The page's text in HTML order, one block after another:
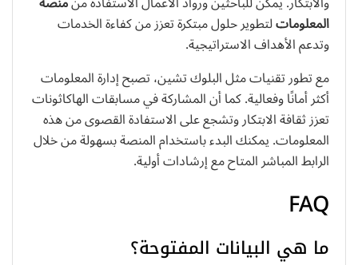
المعلوماتلتطوير حلول مبتكرة تعزز من كفاءة الخدمات
وتدعم الأهداف الاستراتيجية.
مع تطور تقنيات مثل البلوك تشين، تصبح إدارة المعلومات
أكثر أمانًا وفعالية. كما أن المشاركة في مسابقات الهاكاثونات
تعزز ثقافة الابتكار وتشجع على الاستفادة القصوى من هذه
المعلومات. يمكنك البدء باستخدام المنصة بسهولة من خلال
الرابط المباشر المتاح مع إرشادات أولية.
FAQ
ما هي البيانات المفتوحة؟